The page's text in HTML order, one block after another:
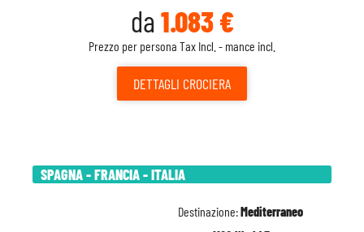
da 1.083 €
Prezzo per persona Tax Incl. - mance incl.
DETTAGLI CROCIERA
SPAGNA - FRANCIA - ITALIA
Destinazione:Mediterraneo